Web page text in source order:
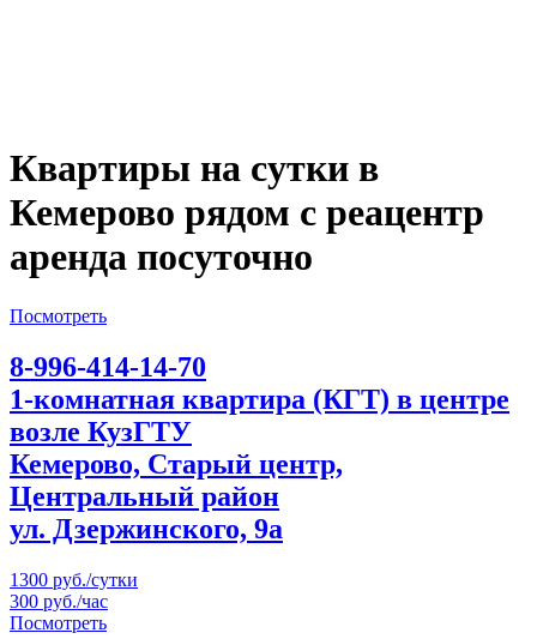
Квартиры на сутки в
Кемерово рядом с реацентр
аренда посуточно
Посмотреть
8-996-414-14-70
1-комнатная квартира (КГТ) в центре
возле КузГТУ
Кемерово, Старый центр,
Центральный район
ул. Дзержинского, 9а
1300 руб./сутки
300 руб./час
Посмотреть